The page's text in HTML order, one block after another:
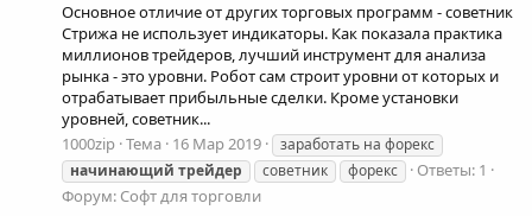
Основное отличие от других торговых программ - советник
Стрижа не использует индикаторы. Как показала практика
миллионов трейдеров, лучший инструмент для анализа
рынка - это уровни. Робот сам строит уровни от которых и
отрабатывает прибыльные сделки. Кроме установки
уровней, советник...
1000zip Тема 16 Мар 2019
заработать на форекс
начинающий трейдер советник форекс
Ответы: 1
Форум: Софт для торговли